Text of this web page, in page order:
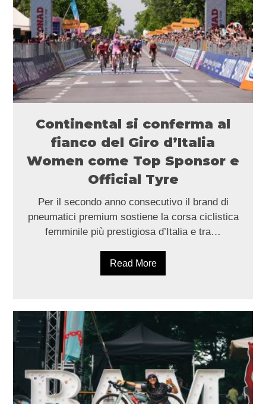
Continental si conferma al
fianco del Giro d’Italia
Women come Top Sponsor e
Official Tyre
Per il secondo anno consecutivo il brand di
pneumatici premium sostiene la corsa ciclistica
femminile più prestigiosa d’Italia e tra…
Read More